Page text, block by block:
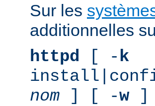
Sur les
additionnelles
httpd [ -k
nom ] [ -w]